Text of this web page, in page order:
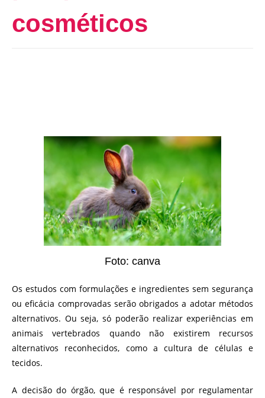
cosméticos
Foto: canva
Os estudos com formulações e ingredientes sem segurança
ou eficácia comprovadas serão obrigados a adotar métodos
alternativos. Ou seja, só poderão realizar experiências em
animais vertebrados quando não existirem recursos
alternativos reconhecidos, como a cultura de células e
tecidos.
A decisão do órgão, que é responsável por regulamentar